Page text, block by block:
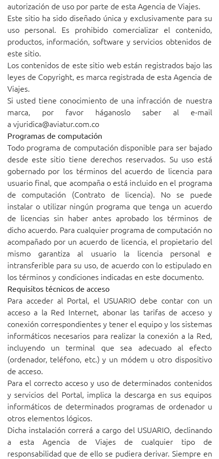
autorización de uso por parte de esta Agencia de Viajes.
Este sitio ha sido diseñado única y exclusivamente para su
uso personal. Es prohibido comercializar el contenido,
productos, información, software y servicios obtenidos de
este sitio.
Los contenidos de este sitio web están registrados bajo las
leyes de Copyright, es marca registrada de esta Agencia de
Viajes.
Si usted tiene conocimiento de una infracción de nuestra
marca, por favor háganoslo saber al e-mail
a vjuridica@aviatur.com.co
Programas de computación
Todo programa de computación disponible para ser bajado
desde este sitio tiene derechos reservados. Su uso está
gobernado por los términos del acuerdo de licencia para
usuario final, que acompaña o está incluido en el programa
de computación (Contrato de licencia). No se puede
instalar o utilizar ningún programa que tenga un acuerdo
de licencias sin haber antes aprobado los términos de
dicho acuerdo. Para cualquier programa de computación no
acompañado por un acuerdo de licencia, el propietario del
mismo garantiza al usuario la licencia personal e
intransferible para su uso, de acuerdo con lo estipulado en
los términos y condiciones indicadas en este documento.
Requisitos técnicos de acceso
Para acceder al Portal, el USUARIO debe contar con un
acceso a la Red Internet, abonar las tarifas de acceso y
conexión correspondientes y tener el equipo y los sistemas
informáticos necesarios para realizar la conexión a la Red,
incluyendo un terminal que sea adecuado al efecto
(ordenador, teléfono, etc.) y un módem u otro dispositivo
de acceso.
Para el correcto acceso y uso de determinados contenidos
y servicios del Portal, implica la descarga en sus equipos
informáticos de determinados programas de ordenador u
otros elementos lógicos.
Dicha instalación correrá a cargo del USUARIO, declinando
a esta Agencia de Viajes de cualquier tipo de
responsabilidad que de ello se pudiera derivar. Siempre en